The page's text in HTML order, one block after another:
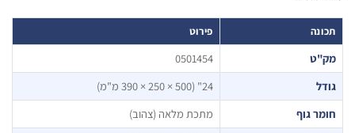
0501454
גוף
מתכת מלאה (צהוב)